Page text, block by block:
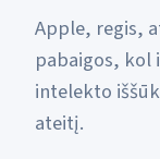
Apple, regis,
pabaigos,
intelekto
ateitį.